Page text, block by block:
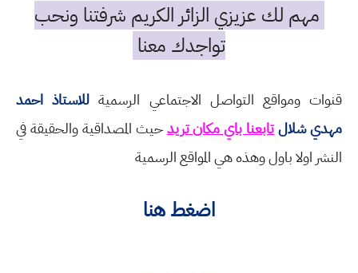
مهم لك عزيزي الزائر الكريم شرفتنا ونحب
تواجدك معنا
قنوات ومواقع التواصل الاجتماعي الرسمية للاستاذ احمد
مهدي شلالتابعنا باي مكان تريدحيث المصداقية والحقيقة في
النشر اولا باول وهذه هي المواقع الرسمية
اضغط هنا